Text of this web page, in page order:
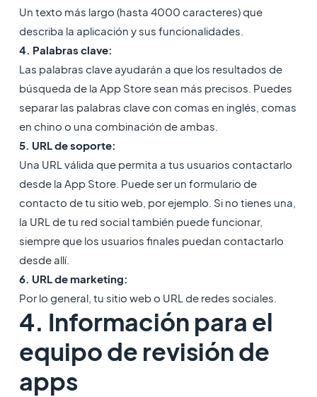
Un texto más largo (hasta 4000 caracteres) que
describa la aplicación y sus funcionalidades.
4. Palabras clave:
Las palabras clave ayudarán a que los resultados de
búsqueda de la App Store sean más precisos. Puedes
separar las palabras clave con comas en inglés, comas
en chino o una combinación de ambas.
5. URL de soporte:
Una URL válida que permita a tus usuarios contactarlo
desde la App Store. Puede ser un formulario de
contacto de tu sitio web, por ejemplo. Si no tienes una,
la URL de tu red social también puede funcionar,
siempre que los usuarios finales puedan contactarlo
desde allí.
6. URL de marketing:
Por lo general, tu sitio web o URL de redes sociales.
4. Información para el
equipo de revisión de
apps